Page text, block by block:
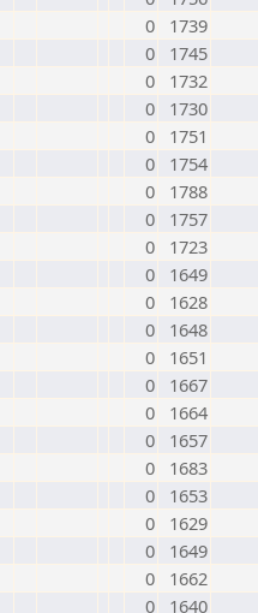
0
1739
0
1745
0
1732
0
1730
0
1751
0
1754
0
1788
0
1757
0
1723
0
1649
0
1628
0
1648
0
1651
0
1667
0
1664
0
1657
0
1683
0
1653
0
1629
0
1649
0
1662
0
1640